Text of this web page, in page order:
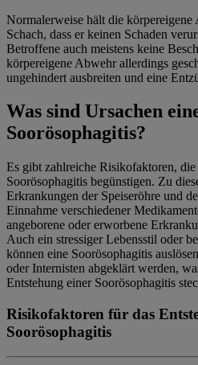
Normalerweise hält die
Schach, dass er keinen Schaden
Betroffene auch meistens keine
körpereigene Abwehr allerdings
ungehindert ausbreiten und eine
Was sind Ursachen
Soorösophagitis?
Es gibt zahlreiche Risikofaktoren, die
Soorösophagitis begünstigen. Zu
Erkrankungen der Speiseröhre und
Einnahme verschiedener
angeborene oder erworbene
Auch ein stressiger Lebensstil oder
können eine Soorösophagitis
oder Internisten abgeklärt werden,
Entstehung einer Soorösophagitis
Risikofaktoren für das
Soorösophagitis